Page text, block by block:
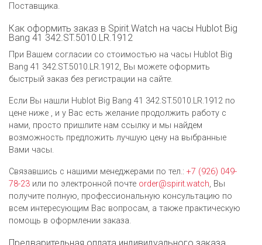
Поставщика.
Как оформить заказ в Spirit.Watch на часы Hublot Big
Bang 41 342.ST.5010.LR.1912
При Вашем согласии со стоимостью на часы Hublot Big
Bang 41 342.ST.5010.LR.1912, Вы можете оформить
быстрый заказ без регистрации на сайте.
Если Вы нашли Hublot Big Bang 41 342.ST.5010.LR.1912 по
цене ниже , и у Вас есть желание продолжить работу с
нами, просто пришлите нам ссылку и мы найдем
возможность предложить лучшую цену на выбранные
Вами часы.
Связавшись с нашими менеджерами по тел.: +7 (926) 049-
78-23 или по электронной почте order@spirit.watch, Вы
получите полную, профессиональную консультацию по
всем интересующим Вас вопросам, а также практическую
помощь в оформлении заказа.
Предварительная оплата индивидуального заказа